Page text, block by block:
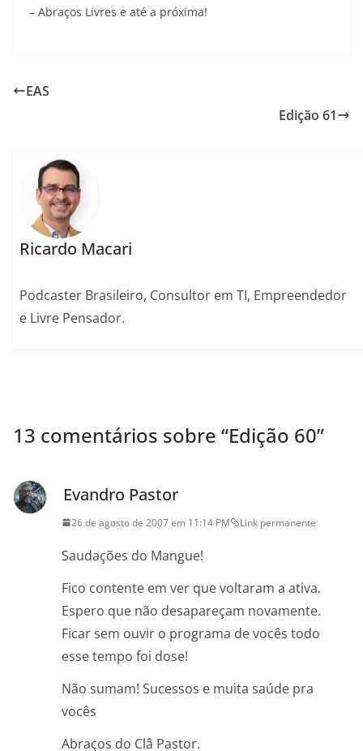
– Abraços Livres e até a próxima!
EAS
Edição 61
Ricardo Macari
Podcaster Brasileiro, Consultor em TI, Empreendedor
e Livre Pensador.
13 comentários sobre “Edição 60”
Evandro Pastor
26 de agosto de 2007 em 11:14 PM Link permanente
Saudações do Mangue!
Fico contente em ver que voltaram a ativa.
Espero que não desapareçam novamente.
Ficar sem ouvir o programa de vocês todo
esse tempo foi dose!
Não sumam! Sucessos e muita saúde pra
vocês
Abraços do Clâ Pastor.